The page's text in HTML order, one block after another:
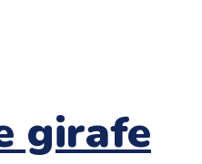
girafe